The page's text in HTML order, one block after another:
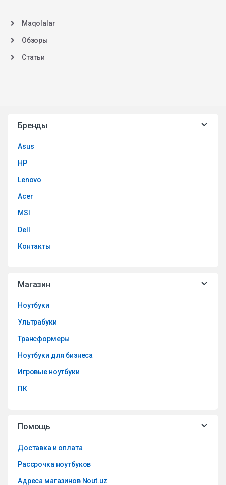
Maqolalar
Обзоры
Статьи
Бренды
Asus
HP
Lenovo
Acer
MSI
Dell
Контакты
Магазин
Ноутбуки
Ультрабуки
Трансформеры
Ноутбуки для бизнеса
Игровые ноутбуки
ПК
Помощь
Доставка и оплата
Рассрочка ноутбуков
Адреса магазинов Nout.uz